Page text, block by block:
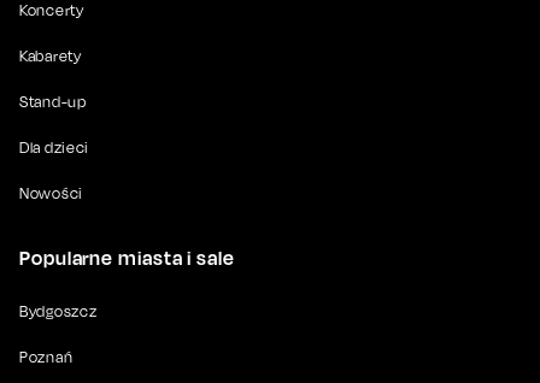
Koncerty
Kabarety
Stand-up
Dla dzieci
Nowości
Popularne miasta i sale
Bydgoszcz
Poznań